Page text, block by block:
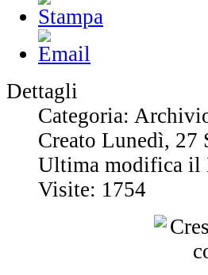
Dettagli
Categoria:
Creato Lunedì, 27
Ultima modifica il
Visite: 1754